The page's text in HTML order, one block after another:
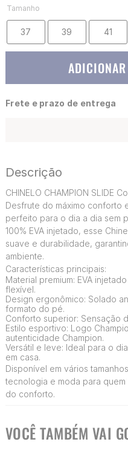
Tamanho
37 39 41
Frete e prazo de entrega
Descrição
CHINELO CHAMPION SLIDE
Desfrute do máximo conforto
perfeito para o dia a dia sem
100% EVA injetado, esse
suave e durabilidade,
ambiente.
Características principais:
Material premium: EVA
flexível.
Design ergonômico: Solado
formato do pé.
Conforto superior: Sensação
Estilo esportivo: Logo
autenticidade Champion.
Versátil e leve: Ideal para o
em casa.
Disponível em vários
tecnologia e moda para
do conforto.
VOCÊ TAMBÉM VAI